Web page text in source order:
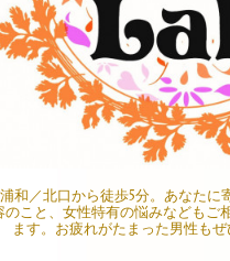
／北口から徒歩5分。あなた
こと、女性特有の悩みなども
ます。お疲れがたまった男性もぜ